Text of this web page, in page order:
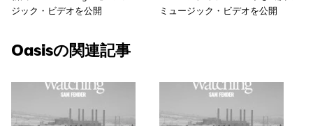
ジック・ビデオを公開
ミュージック・ビデオを公開
Oasisの関連記事